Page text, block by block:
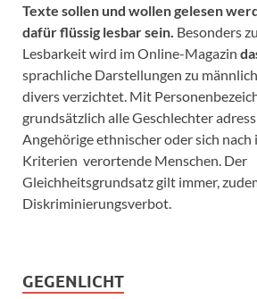
Texte sollen und wollen gelesen
dafür flüssig lesbar sein. Besonders
Lesbarkeit wird im Online-Magazin
sprachliche Darstellungen zu
divers verzichtet. Mit
grundsätzlich alle Geschlechter
Angehörige ethnischer oder sich
Kriterien verortende Menschen. Der
Gleichheitsgrundsatz gilt immer,
Diskriminierungsverbot.
GEGENLICHT